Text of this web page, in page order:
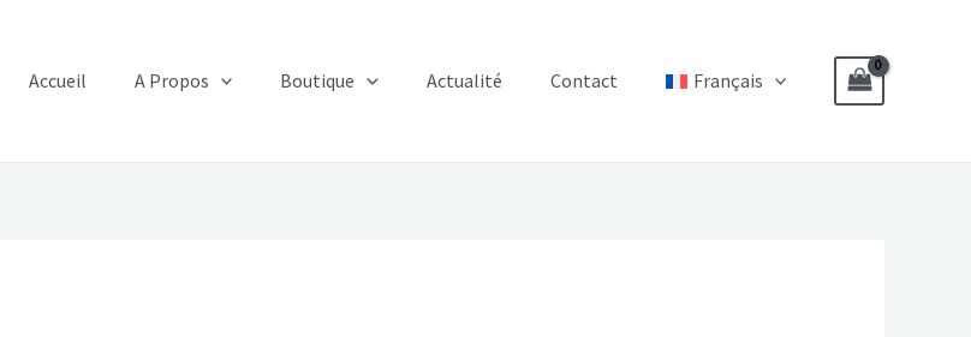
Accueil A Propos Boutique Actualité Contact Français